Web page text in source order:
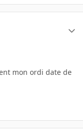
mon ordi date de